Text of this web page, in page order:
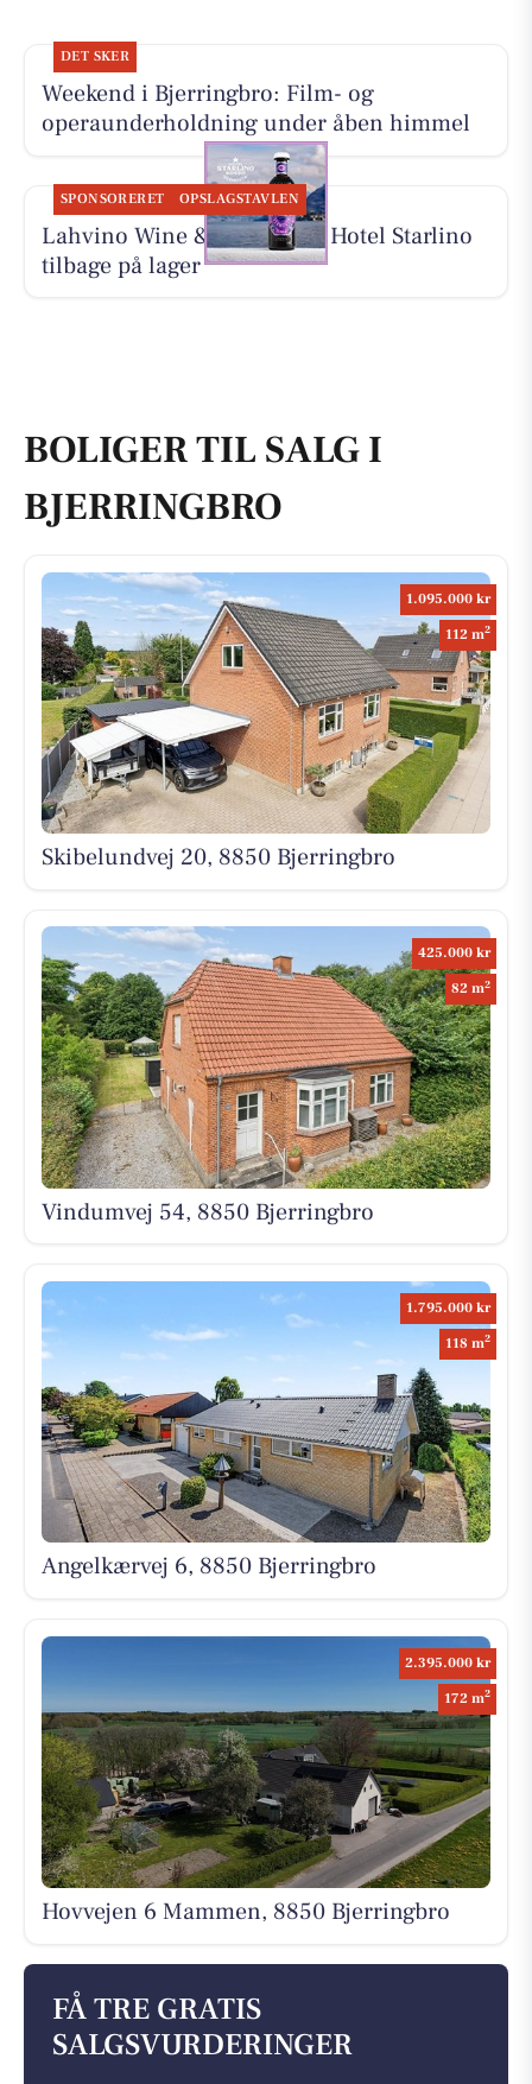
DET SKER
Weekend i Bjerringbro: Film- og
operaunderholdning under åben himmel
SPONSORERET OPSLAGSTAVLEN
Lahvino Wine & Spirits har Hotel Starlino
tilbage på lager
BOLIGER TIL SALG I
BJERRINGBRO
1.095.000 kr
112 m2
Skibelundvej 20, 8850 Bjerringbro
425.000 kr
82 m2
Vindumvej 54, 8850 Bjerringbro
1.795.000 kr
118 m2
Angelkærvej 6, 8850 Bjerringbro
2.395.000 kr
172 m2
Hovvejen 6 Mammen, 8850 Bjerringbro
FÅ TRE GRATIS
SALGSVURDERINGER